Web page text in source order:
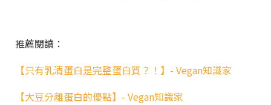
推薦閱讀：
【只有乳清蛋白是完整蛋白質？！】- Vegan知識家
【大豆分離蛋白的優點】- Vegan知識家